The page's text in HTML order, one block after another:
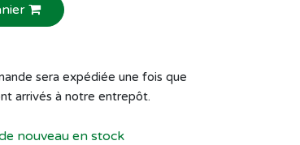
sera expédiée une fois que
arrivés à notre entrepôt.
nouveau en stock